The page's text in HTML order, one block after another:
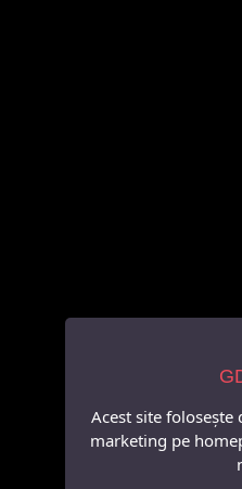
Acest site folosește
marketing pe